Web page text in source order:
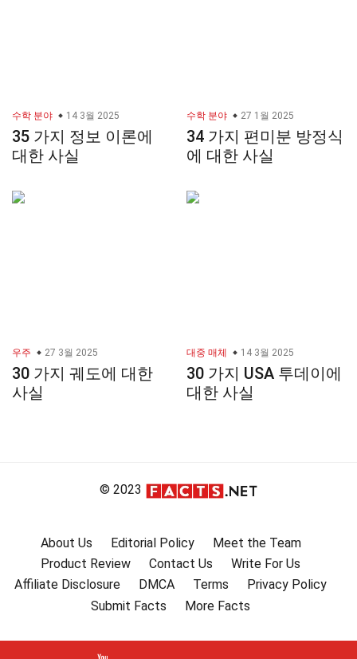
수학 분야 14 3월 2025
35 가지 정보 이론에
대한 사실
수학 분야 27 1월 2025
34 가지 편미분 방정식
에 대한 사실
우주 27 3월 2025
30 가지 궤도에 대한
사실
대중 매체 14 3월 2025
30 가지 USA 투데이에
대한 사실
© 2023
About Us Editorial Policy
Meet the Team
Product Review
Contact Us
Write For Us
Affiliate Disclosure
DMCA Terms
Privacy Policy
Submit Facts
More Facts